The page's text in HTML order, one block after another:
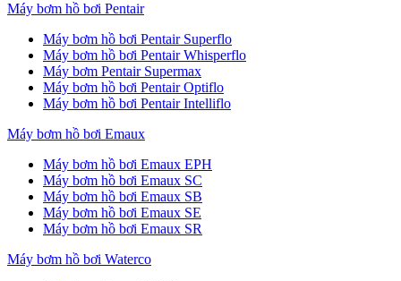
Máy bơm hồ bơi Pentair
Máy bơm hồ bơi Pentair Superflo
Máy bơm hồ bơi Pentair Whisperflo
Máy bơm Pentair Supermax
Máy bơm hồ bơi Pentair Optiflo
Máy bơm hồ bơi Pentair Intelliflo
Máy bơm hồ bơi Emaux
Máy bơm hồ bơi Emaux EPH
Máy bơm hồ bơi Emaux SC
Máy bơm hồ bơi Emaux SB
Máy bơm hồ bơi Emaux SE
Máy bơm hồ bơi Emaux SR
Máy bơm hồ bơi Waterco